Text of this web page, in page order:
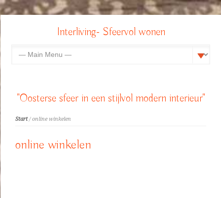
Interliving- Sfeervol wonen
"Oosterse sfeer in een stijlvol modern interieur"
Start/ online winkelen
online winkelen